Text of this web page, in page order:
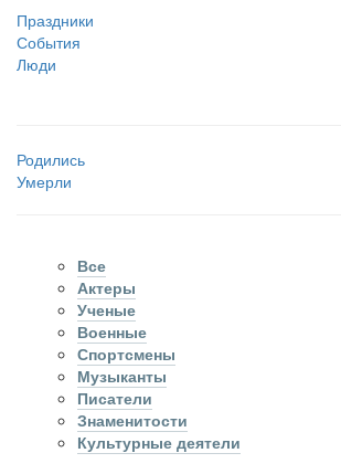
Праздники
События
Люди
Родились
Умерли
Все
Актеры
Ученые
Военные
Спортсмены
Музыканты
Писатели
Знаменитости
Культурные деятели